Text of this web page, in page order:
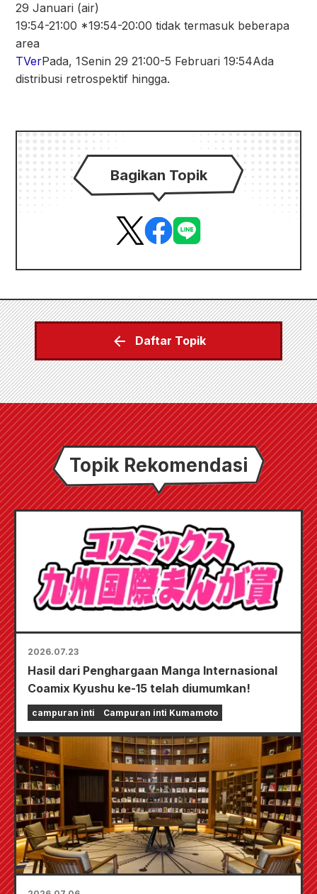
29 Januari (air)
19:54-21:00 *19:54-20:00 tidak termasuk beberapa
area
TVerPada, 1Senin 29 21:00-5 Februari 19:54Ada
distribusi retrospektif hingga.
Bagikan Topik
Daftar Topik
Topik Rekomendasi
2026.07.23
Hasil dari Penghargaan Manga Internasional
Coamix Kyushu ke-15 telah diumumkan!
campuran inti Campuran inti Kumamoto